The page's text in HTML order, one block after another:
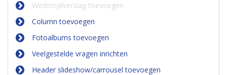
Wedstrijdverslag toevoegen
Column toevoegen
Fotoalbums toevoegen
Veelgestelde vragen inrichten
Header slideshow/carrousel toevoegen